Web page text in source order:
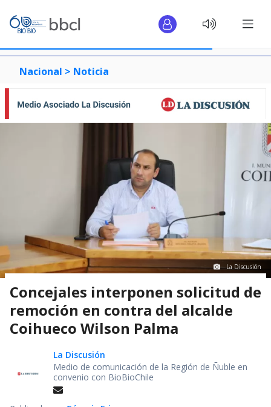
Nacional > Noticia
La Discusión
Concejales interponen solicitud de
remoción en contra del alcalde
Coihueco Wilson Palma
La Discusión
Medio de comunicación de la Región de Ñuble en
convenio con BioBioChile